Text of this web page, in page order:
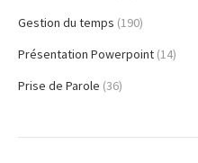
Gestion du temps (190)
Présentation Powerpoint (14)
Prise de Parole (36)